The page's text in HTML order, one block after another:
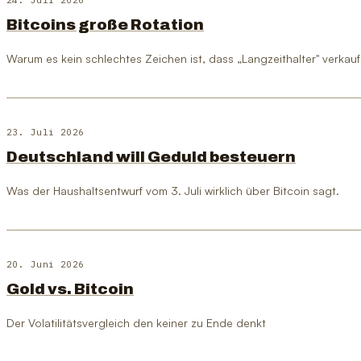
Bitcoins große Rotation
Warum es kein schlechtes Zeichen ist, dass „Langzeithalter"
23. Juli 2026
Deutschland will Geduld besteuern
Was der Haushaltsentwurf vom 3. Juli wirklich über Bitcoin sagt.
20. Juni 2026
Gold vs. Bitcoin
Der Volatilitätsvergleich den keiner zu Ende denkt